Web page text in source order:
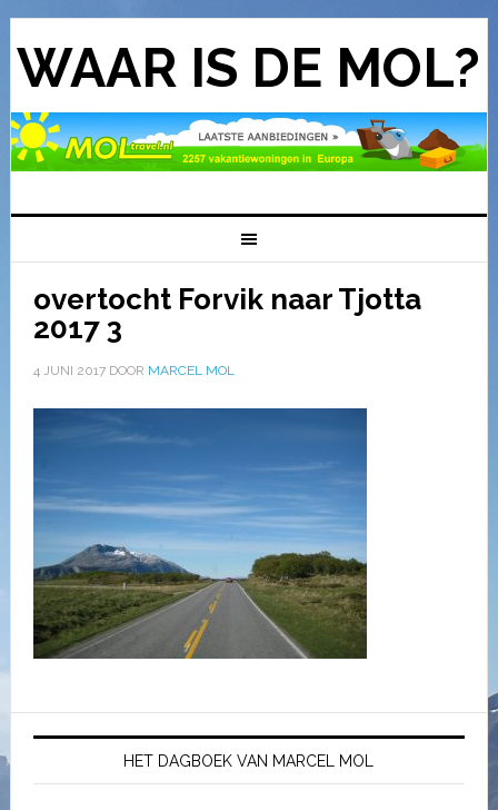
WAAR IS DE MOL?
overtocht Forvik naar Tjotta
2017 3
4 JUNI 2017DOOR MARCEL MOL
HET DAGBOEK VAN MARCEL MOL